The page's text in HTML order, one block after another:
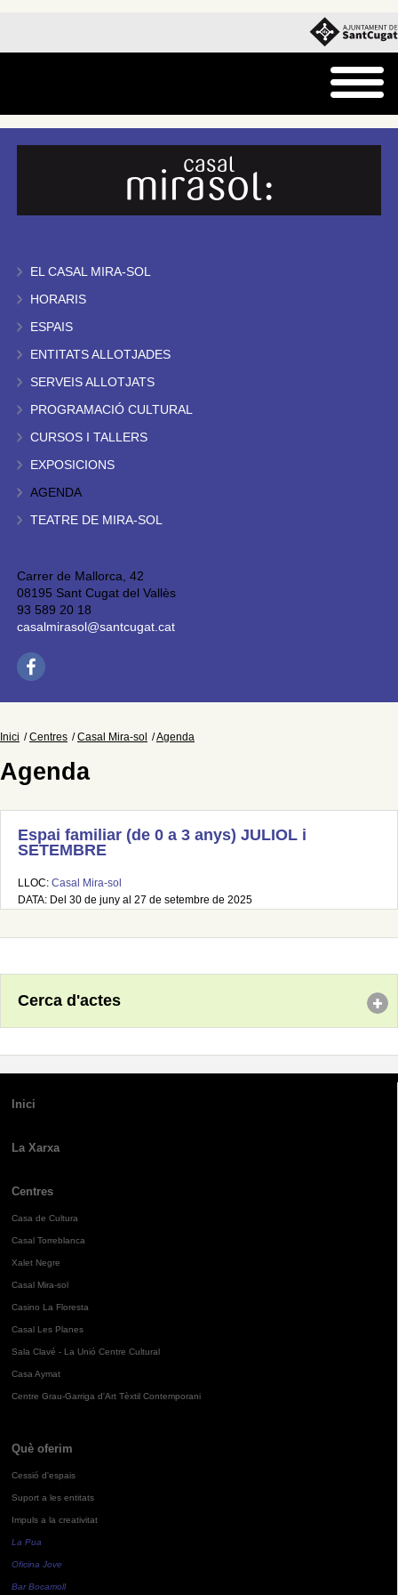
EL CASAL MIRA-SOL
HORARIS
ESPAIS
ENTITATS ALLOTJADES
SERVEIS ALLOTJATS
PROGRAMACIÓ CULTURAL
CURSOS I TALLERS
EXPOSICIONS
AGENDA
TEATRE DE MIRA-SOL
Carrer de Mallorca, 42
08195 Sant Cugat del Vallès
93 589 20 18
casalmirasol@santcugat.cat
Inici Centres Casal Mira-sol Agenda
Agenda
Espai familiar (de 0 a 3 anys) JULIOL i
SETEMBRE
LLOC: Casal Mira-sol
DATA: Del 30 de juny al 27 de setembre de 2025
Cerca d'actes
Inici
La Xarxa
Centres
Casa de Cultura
Casal Torreblanca
Xalet Negre
Casal Mira-sol
Casino La Floresta
Casal Les Planes
Sala Clavé - La Unió Centre Cultural
Casa Aymat
Centre Grau-Garriga d'Art Tèxtil Contemporani
Què oferim
Cessió d'espais
Suport a les entitats
Impuls a la creativitat
La Pua
Oficina Jove
Bar Bocamoll